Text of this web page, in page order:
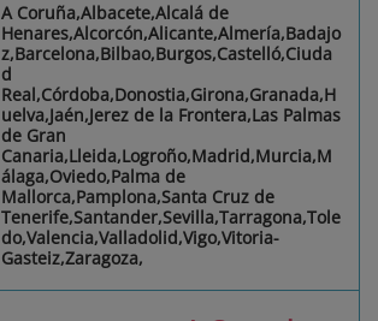
A Coruña,Albacete,Alcalá de
Henares,Alcorcón,Alicante,Almería,Badajo
z,Barcelona,Bilbao,Burgos,Castelló,Ciuda
d
Real,Córdoba,Donostia,Girona,Granada,H
uelva,Jaén,Jerez de la Frontera,Las Palmas
de Gran
Canaria,Lleida,Logroño,Madrid,Murcia,M
álaga,Oviedo,Palma de
Mallorca,Pamplona,Santa Cruz de
Tenerife,Santander,Sevilla,Tarragona,Tole
do,Valencia,Valladolid,Vigo,Vitoria-
Gasteiz,Zaragoza,